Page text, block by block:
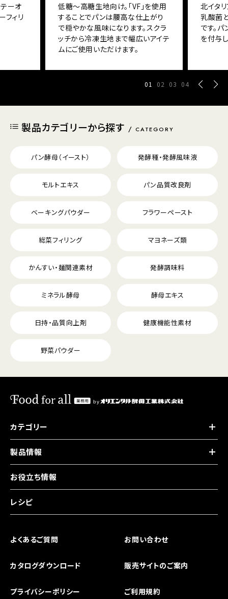
ーオ
フィリ
低糖～高糖生地向け。「VF」を使用
することでパンは腰高な仕上がり
で穏やかな風味になります。スクラ
ッチから冷凍生地まで幅広いアイテ
ムにご使用いただけます。
北イタ
乳酸菌
です。
を付与
01 02 03 04
製品カテゴリーから探す CATEGORY
パン酵母（イースト） 発酵種・発酵風味液
モルトエキス パン品質改良剤
ベーキングパウダー フラワーペースト
総菜フィリング マヨネーズ類
かんすい・麺関連素材 発酵調味料
ミネラル酵母 酵母エキス
日持・品質向上剤 健康機能性素材
野菜パウダー
カテゴリー
製品情報
お役立ち情報
レシピ
よくあるご質問 お問い合わせ
カタログダウンロード 販売サイトのご案内
プライバシーポリシー ご利用規約